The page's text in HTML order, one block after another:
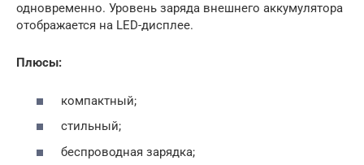
одновременно. Уровень заряда внешнего аккумулятора
отображается на LED-дисплее.
Плюсы:
компактный;
стильный;
беспроводная зарядка;